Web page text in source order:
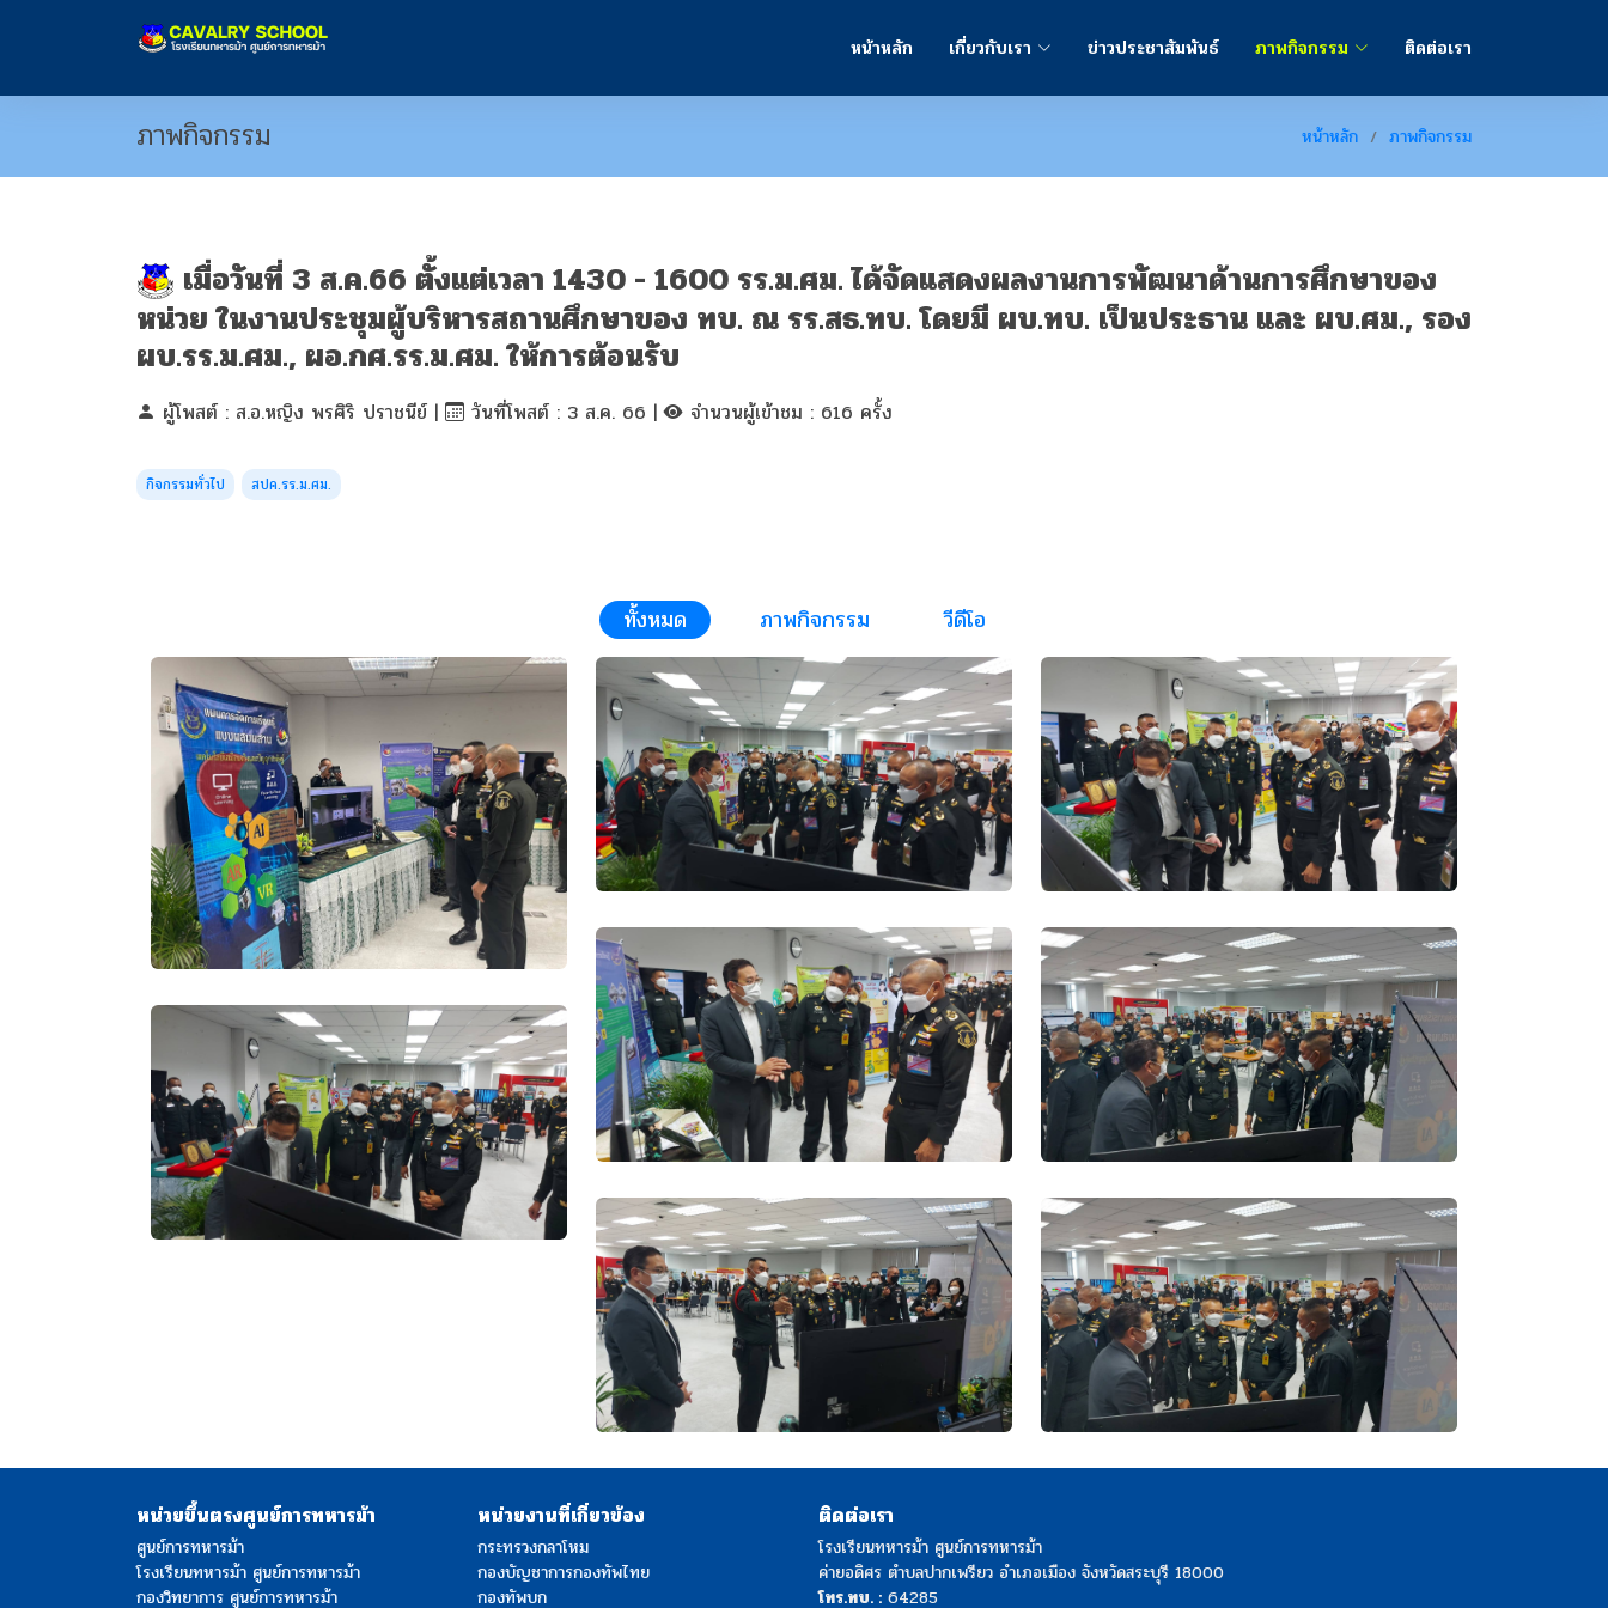
หน้าหลัก เกี่ยวกับเรา ข่าวประชาสัมพันธ์ ภาพกิจกรรม ติดต่อเรา
ภาพกิจกรรม หน้าหลัก ภาพกิจกรรม
เมื่อวันที่ 3 ส.ค.66 ตั้งแต่เวลา 1430 - 1600 รร.ม.ศม. ได้จัดแสดงผลงานการพัฒนาด้านการศึกษาของ
หน่วย ในงานประชุมผู้บริหารสถานศึกษาของ ทบ. ณ รร.สธ.ทบ. โดยมี ผบ.ทบ. เป็นประธาน และ ผบ.ศม., รอง
ผบ.รร.ม.ศม., ผอ.กศ.รร.ม.ศม. ให้การต้อนรับ
ผู้โพสต์ : ส.อ.หญิง พรศิริ ปราชนีย์ | วันที่โพสต์ : 3 ส.ค. 66 | จำนวนผู้เข้าชม : 616 ครั้ง
กิจกรรมทั่วไป สปค.รร.ม.ศม.
ทั้งหมด ภาพกิจกรรม วีดีโอ
หน่วยขึ้นตรงศูนย์การทหารม้า
ศูนย์การทหารม้า
โรงเรียนทหารม้า ศูนย์การทหารม้า
กองวิทยาการ ศูนย์การทหารม้า
หน่วยงานที่เกี่ยวข้อง
กระทรวงกลาโหม
กองบัญชาการกองทัพไทย
กองทัพบก
ติดต่อเรา
โรงเรียนทหารม้า ศูนย์การทหารม้า
ค่ายอดิศร ตำบลปากเพรียว อำเภอเมือง จังหวัดสระบุรี 18000
โทร.ทบ. : 64285